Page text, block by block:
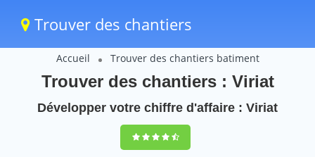
Trouver des chantiers
Accueil Trouver des chantiers batiment
Trouver des chantiers : Viriat
Développer votre chiffre d'affaire : Viriat